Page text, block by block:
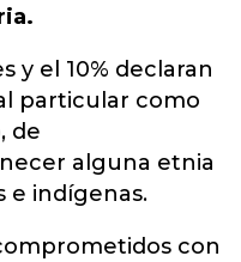
y el 10% declaran
particular como
de
alguna etnia
e indígenas.
con